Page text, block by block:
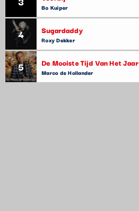
Bo Kuiper
4 Sugardaddy
Roxy Dekker
5 De Mooiste Tijd Van Het Jaar
Marco de Hollander